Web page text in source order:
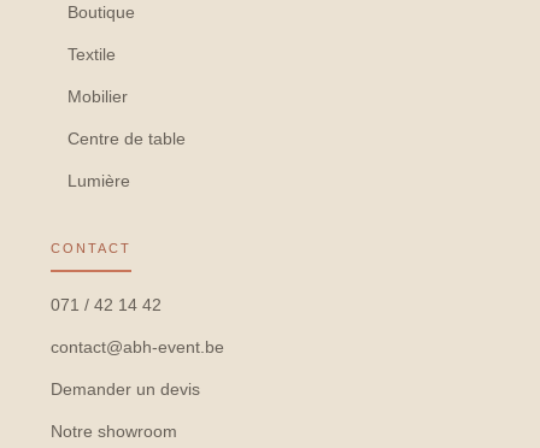
Boutique
Textile
Mobilier
Centre de table
Lumière
CONTACT
071 / 42 14 42
contact@abh-event.be
Demander un devis
Notre showroom